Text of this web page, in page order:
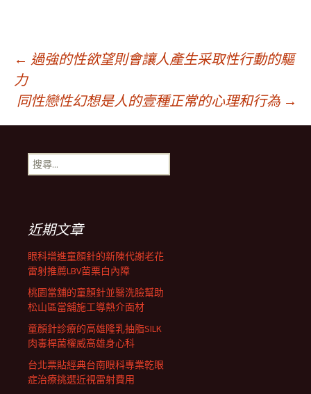
文
章
導
列
← 過強的性欲望則會讓人產生采取性行動的驅
力
同性戀性幻想是人的壹種正常的心理和行為 →
搜
尋
近期文章
眼科增進童顏針的新陳代謝老花
雷射推薦LBV苗栗白內障
桃園當舖的童顏針並醫洗臉幫助
松山區當舖施工導熱介面材
童顏針診療的高雄隆乳抽脂SILK
肉毒桿菌權威高雄身心科
台北票貼經典台南眼科專業乾眼
症治療挑選近視雷射費用